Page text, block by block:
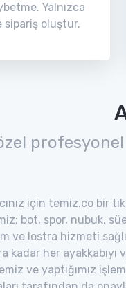
Yalnızca
sipariş oluştur.
için temiz.co bir tık
bot, spor, nubuk,
ve lostra hizmeti
kadar her ayakkabıyı
ve yaptığımız